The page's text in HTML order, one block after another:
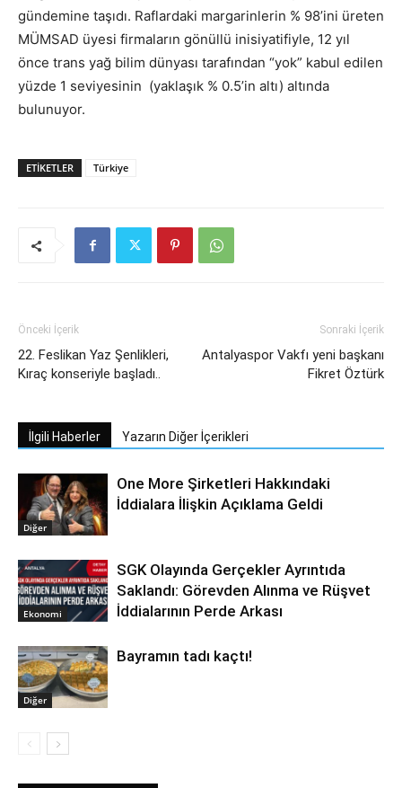
gündemine taşıdı. Raflardaki margarinlerin % 98’ini üreten
MÜMSAD üyesi firmaların gönüllü inisiyatifiyle, 12 yıl
önce trans yağ bilim dünyası tarafından “yok” kabul edilen
yüzde 1 seviyesinin (yaklaşık % 0.5’in altı) altında
bulunuyor.
ETIKETLER Türkiye
Önceki İçerik
22. Feslikan Yaz Şenlikleri,
Kıraç konseriyle başladı..
Sonraki İçerik
Antalyaspor Vakfı yeni başkanı
Fikret Öztürk
İlgili Haberler Yazarın Diğer İçerikleri
Diğer
One More Şirketleri Hakkındaki
İddialara İlişkin Açıklama Geldi
Ekonomi
SGK Olayında Gerçekler Ayrıntıda
Saklandı: Görevden Alınma ve Rüşvet
İddialarının Perde Arkası
Diğer
Bayramın tadı kaçtı!